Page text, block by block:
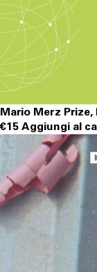
Mario Merz
€15 Aggiungi al